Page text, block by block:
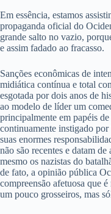
Em essência, estamos
propaganda oficial do
grande salto no vazio,
e assim fadado ao fracasso.
Sanções econômicas de
midiática contínua e total
esgotada por dois anos de
ao modelo de líder um
principalmente em papéis
continuamente instigado
suas enormes
não são recentes e datam
mesmo os nazistas do
de fato, a opinião pública
compreensão afetuosa que
um pouco grosseiros, mas